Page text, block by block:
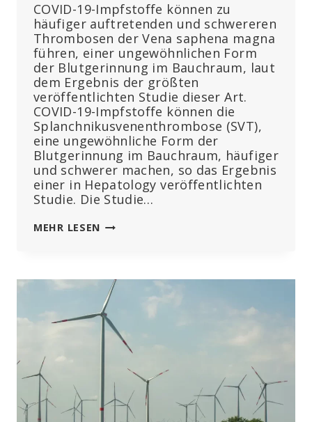
COVID-19-Impfstoffe können zu
häufiger auftretenden und schwereren
Thrombosen der Vena saphena magna
führen, einer ungewöhnlichen Form
der Blutgerinnung im Bauchraum, laut
dem Ergebnis der größten
veröffentlichten Studie dieser Art.
COVID-19-Impfstoffe können die
Splanchnikusvenenthrombose (SVT),
eine ungewöhnliche Form der
Blutgerinnung im Bauchraum, häufiger
und schwerer machen, so das Ergebnis
einer in Hepatology veröffentlichten
Studie. Die Studie…
MEHR LESEN COVID-
HÄUFIGER
IM
ZUSAMMENHANG
MIT
POTENZIELL
TÖDLICHEN
BLUTGERINNSELN
BAUCHRAUM